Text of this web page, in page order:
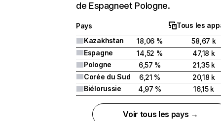
de Espagneet Pologne.
Pays
Tous les
Kazakhstan
18,06 %
58,67 k
Espagne
14,52 %
47,18 k
Pologne
6,57 %
21,35 k
Corée du Sud
6,21 %
20,18 k
Biélorussie
4,97 % 16,15 k
Voir tous les pays →